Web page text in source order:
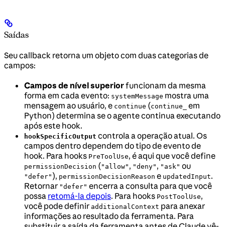
Saídas
Seu callback retorna um objeto com duas categorias de
campos:
Campos de nível superiorfuncionam da mesma
forma em cada evento: systemMessage mostra uma
mensagem ao usuário, e continue (continue_
em
Python) determina se o agente continua executando
após este hook.
hookSpecificOutput controla a operação atual. Os
campos dentro dependem do tipo de evento de
hook. Para hooks PreToolUse, é aqui que você define
permissionDecision ("allow" , "deny" , "ask" ou
"defer" ), permissionDecisionReason e updatedInput.
Retornar "defer" encerra a consulta para que você
possa retomá-la depois. Para hooks PostToolUse,
você pode definir additionalContext para anexar
informações ao resultado da ferramenta. Para